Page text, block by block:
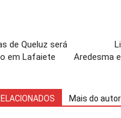
de Queluz será
em Lafaiete
Aredesma
Mais do autor